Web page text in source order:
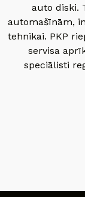
auto diski.
automašīnām,
tehnikai. PKP
servisa
speciālisti